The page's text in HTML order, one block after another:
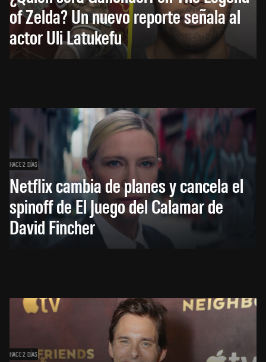
of Zelda? Un nuevo reporte señala al
actor Uli Latukefu
HACE 2 DÍAS
Netflix cambia de planes y cancela el
spinoff de El Juego del Calamar de
David Fincher
HACE 2 DÍAS